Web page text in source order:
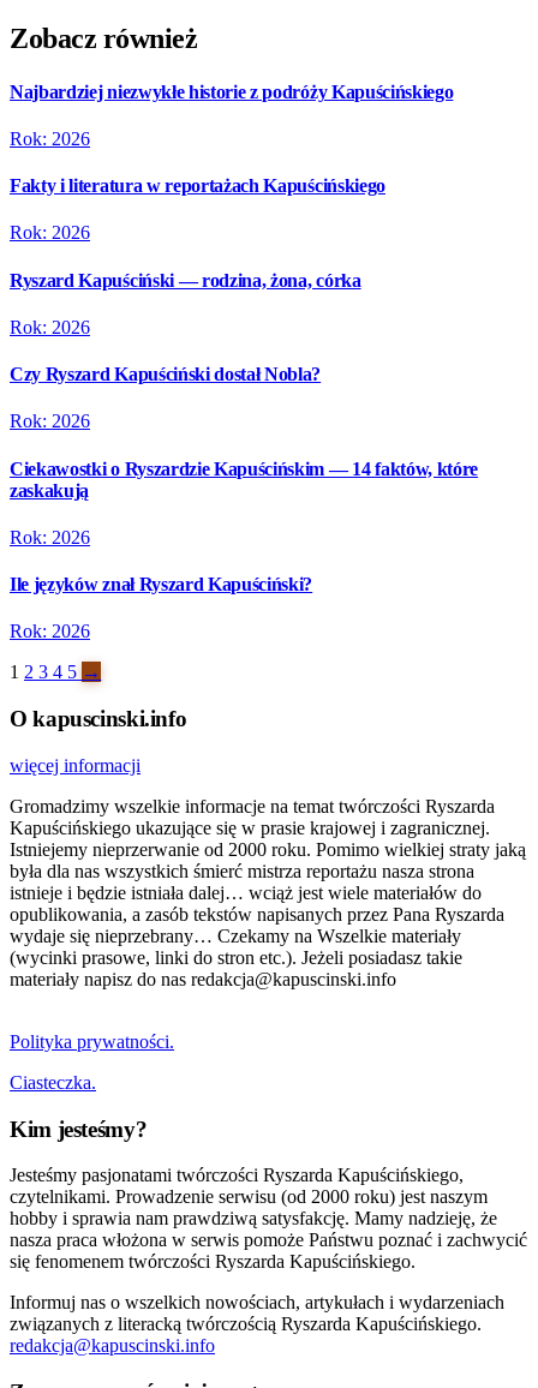
Zobacz również
Najbardziej niezwykłe historie z podróży Kapuścińskiego
Rok: 2026
Fakty i literatura w reportażach Kapuścińskiego
Rok: 2026
Ryszard Kapuściński — rodzina, żona, córka
Rok: 2026
Czy Ryszard Kapuściński dostał Nobla?
Rok: 2026
Ciekawostki o Ryszardzie Kapuścińskim — 14 faktów, które
zaskakują
Rok: 2026
Ile języków znał Ryszard Kapuściński?
Rok: 2026
1 2 3 4 5 →
O kapuscinski.info
więcej informacji
Gromadzimy wszelkie informacje na temat twórczości Ryszarda
Kapuścińskiego ukazujące się w prasie krajowej i zagranicznej.
Istniejemy nieprzerwanie od 2000 roku. Pomimo wielkiej straty jaką
była dla nas wszystkich śmierć mistrza reportażu nasza strona
istnieje i będzie istniała dalej… wciąż jest wiele materiałów do
opublikowania, a zasób tekstów napisanych przez Pana Ryszarda
wydaje się nieprzebrany… Czekamy na Wszelkie materiały
(wycinki prasowe, linki do stron etc.). Jeżeli posiadasz takie
materiały napisz do nas redakcja@kapuscinski.info
Polityka prywatności.
Ciasteczka.
Kim jesteśmy?
Jesteśmy pasjonatami twórczości Ryszarda Kapuścińskiego,
czytelnikami. Prowadzenie serwisu (od 2000 roku) jest naszym
hobby i sprawia nam prawdziwą satysfakcję. Mamy nadzieję, że
nasza praca włożona w serwis pomoże Państwu poznać i zachwycić
się fenomenem twórczości Ryszarda Kapuścińskiego.
Informuj nas o wszelkich nowościach, artykułach i wydarzeniach
związanych z literacką twórczością Ryszarda Kapuścińskiego.
redakcja@kapuscinski.info